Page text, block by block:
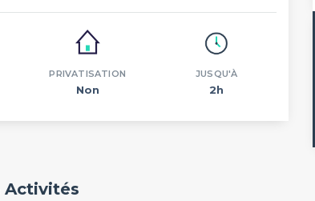
PRIVATISATION
Non
JUSQU'À
2h
Activités